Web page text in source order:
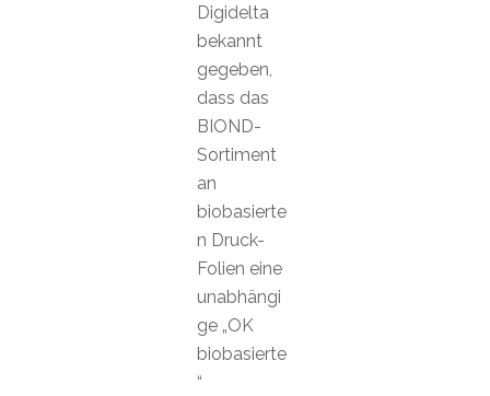
Digidelta
bekannt
gegeben,
dass das
BIOND-
Sortiment
an
biobasierte
n Druck-
Folien eine
unabhängi
ge „OK
biobasierte
“